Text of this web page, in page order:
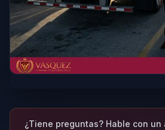
¿Tiene preguntas? Hable con un